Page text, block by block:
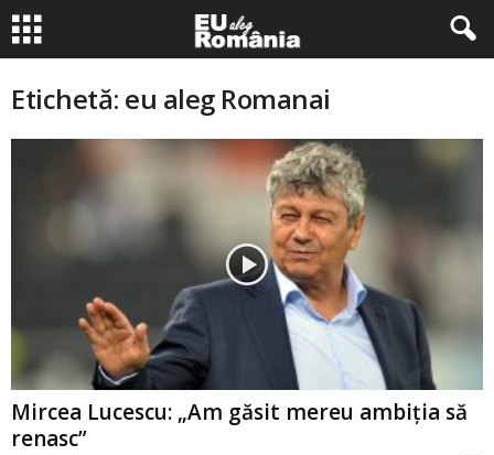
Etichetă: eu aleg Romanai
Mircea Lucescu: „Am găsit mereu ambiţia să
renasc”